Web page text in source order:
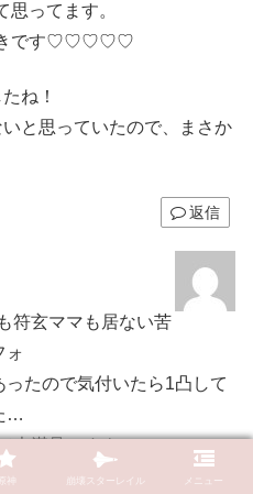
ってます。
きです♡♡♡♡♡
ね！
と思っていたので、まさか
返信
符玄ママも居ない苦
ォ
たので気付いたら1凸して
…
大満足ですよ
原神 崩壊スターレイル メニュー